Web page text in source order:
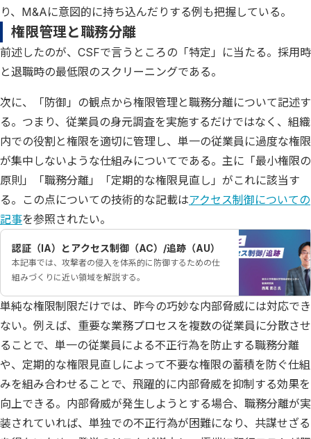
り、M&Aに意図的に持ち込んだりする例も把握している。
権限管理と職務分離
前述したのが、CSFで言うところの「特定」に当たる。採用時
と退職時の最低限のスクリーニングである。
次に、「防御」の観点から権限管理と職務分離について記述す
る。つまり、従業員の身元調査を実施するだけではなく、組織
内での役割と権限を適切に管理し、単一の従業員に過度な権限
が集中しないような仕組みについてである。主に「最小権限の
原則」「職務分離」「定期的な権限見直し」がこれに該当す
る。この点についての技術的な記載はアクセス制御についての
記事を参照されたい。
認証（IA）とアクセス制御（AC）/追跡（AU）
本記事では、攻撃者の侵入を体系的に防御するための仕
組みづくりに近い領域を解説する。
単純な権限制限だけでは、昨今の巧妙な内部脅威には対応でき
ない。例えば、重要な業務プロセスを複数の従業員に分散させ
ることで、単一の従業員による不正行為を防止する職務分離
や、定期的な権限見直しによって不要な権限の蓄積を防ぐ仕組
みを組み合わせることで、飛躍的に内部脅威を抑制する効果を
向上できる。内部脅威が発生しようとする場合、職務分離が実
装されていれば、単独での不正行為が困難になり、共謀せざる